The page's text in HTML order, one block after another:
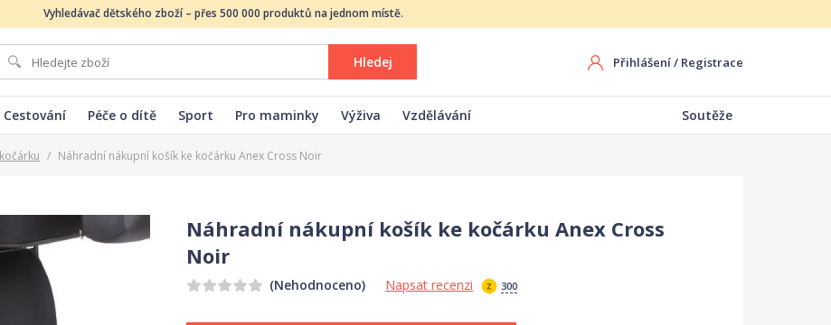
Vyhledávač dětského zboží – přes 500 000 produktů na jednom místě.
Hledej Přihlášení/ Registrace
Cestování Péče o dítě Sport Pro maminky Výživa Vzdělávání Soutěže
/ Náhradní nákupní košík ke kočárku Anex Cross Noir
Náhradní nákupní košík ke kočárku Anex Cross
Noir
(Nehodnoceno) Napsat recenzi 300